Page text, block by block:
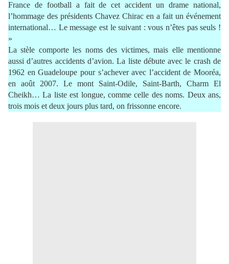
France de football a fait de cet accident un drame national,
l’hommage des présidents Chavez Chirac en a fait un événement
international… Le message est le suivant : vous n’êtes pas seuls !
»
La stèle comporte les noms des victimes, mais elle mentionne
aussi d’autres accidents d’avion. La liste débute avec le crash de
1962 en Guadeloupe pour s’achever avec l’accident de Mooréa,
en août 2007. Le mont Saint-Odile, Saint-Barth, Charm El
Cheikh… La liste est longue, comme celle des noms. Deux ans,
trois mois et deux jours plus tard, on frissonne encore.